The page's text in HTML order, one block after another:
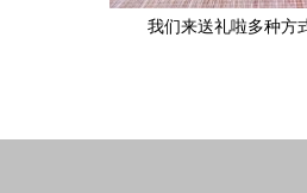
我们来送礼啦多种方